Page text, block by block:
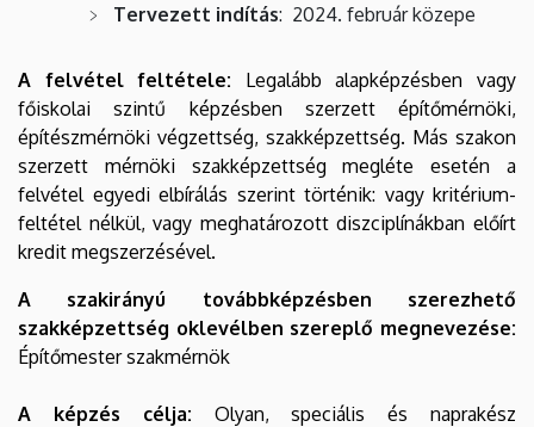
Tervezett indítás: 2024. február közepe
A felvétel feltétele: Legalább alapképzésben vagy
főiskolai szintű képzésben szerzett építőmérnöki,
építészmérnöki végzettség, szakképzettség. Más szakon
szerzett mérnöki szakképzettség megléte esetén a
felvétel egyedi elbírálás szerint történik: vagy kritérium-
feltétel nélkül, vagy meghatározott diszciplínákban előírt
kredit megszerzésével.
A szakirányú továbbképzésben szerezhető
szakképzettség oklevélben szereplő megnevezése:
Építőmester szakmérnök
A képzés célja: Olyan, speciális és naprakész